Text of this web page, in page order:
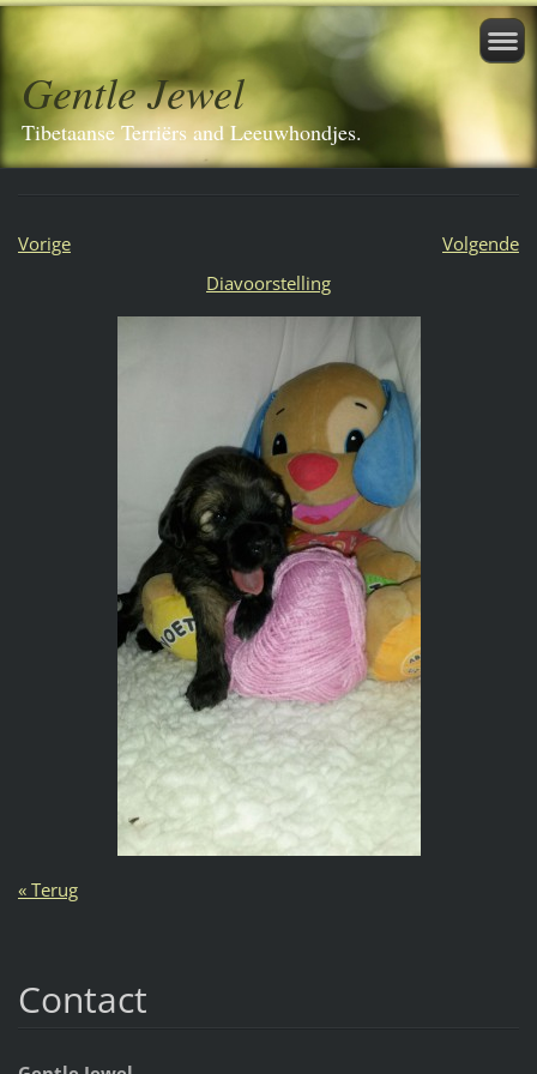
Gentle Jewel
Tibetaanse Terriërs and Leeuwhondjes.
Vorige
Volgende
Diavoorstelling
« Terug
Contact